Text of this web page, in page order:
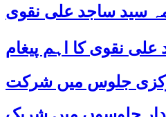
سید ساجد علی نقوی
مرکزی جلوس میں شرکت